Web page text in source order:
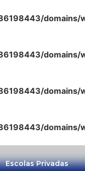
domains/
domains/
domains/
domains/
Escolas Privadas